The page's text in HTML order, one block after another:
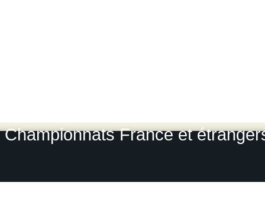
Championnats France et